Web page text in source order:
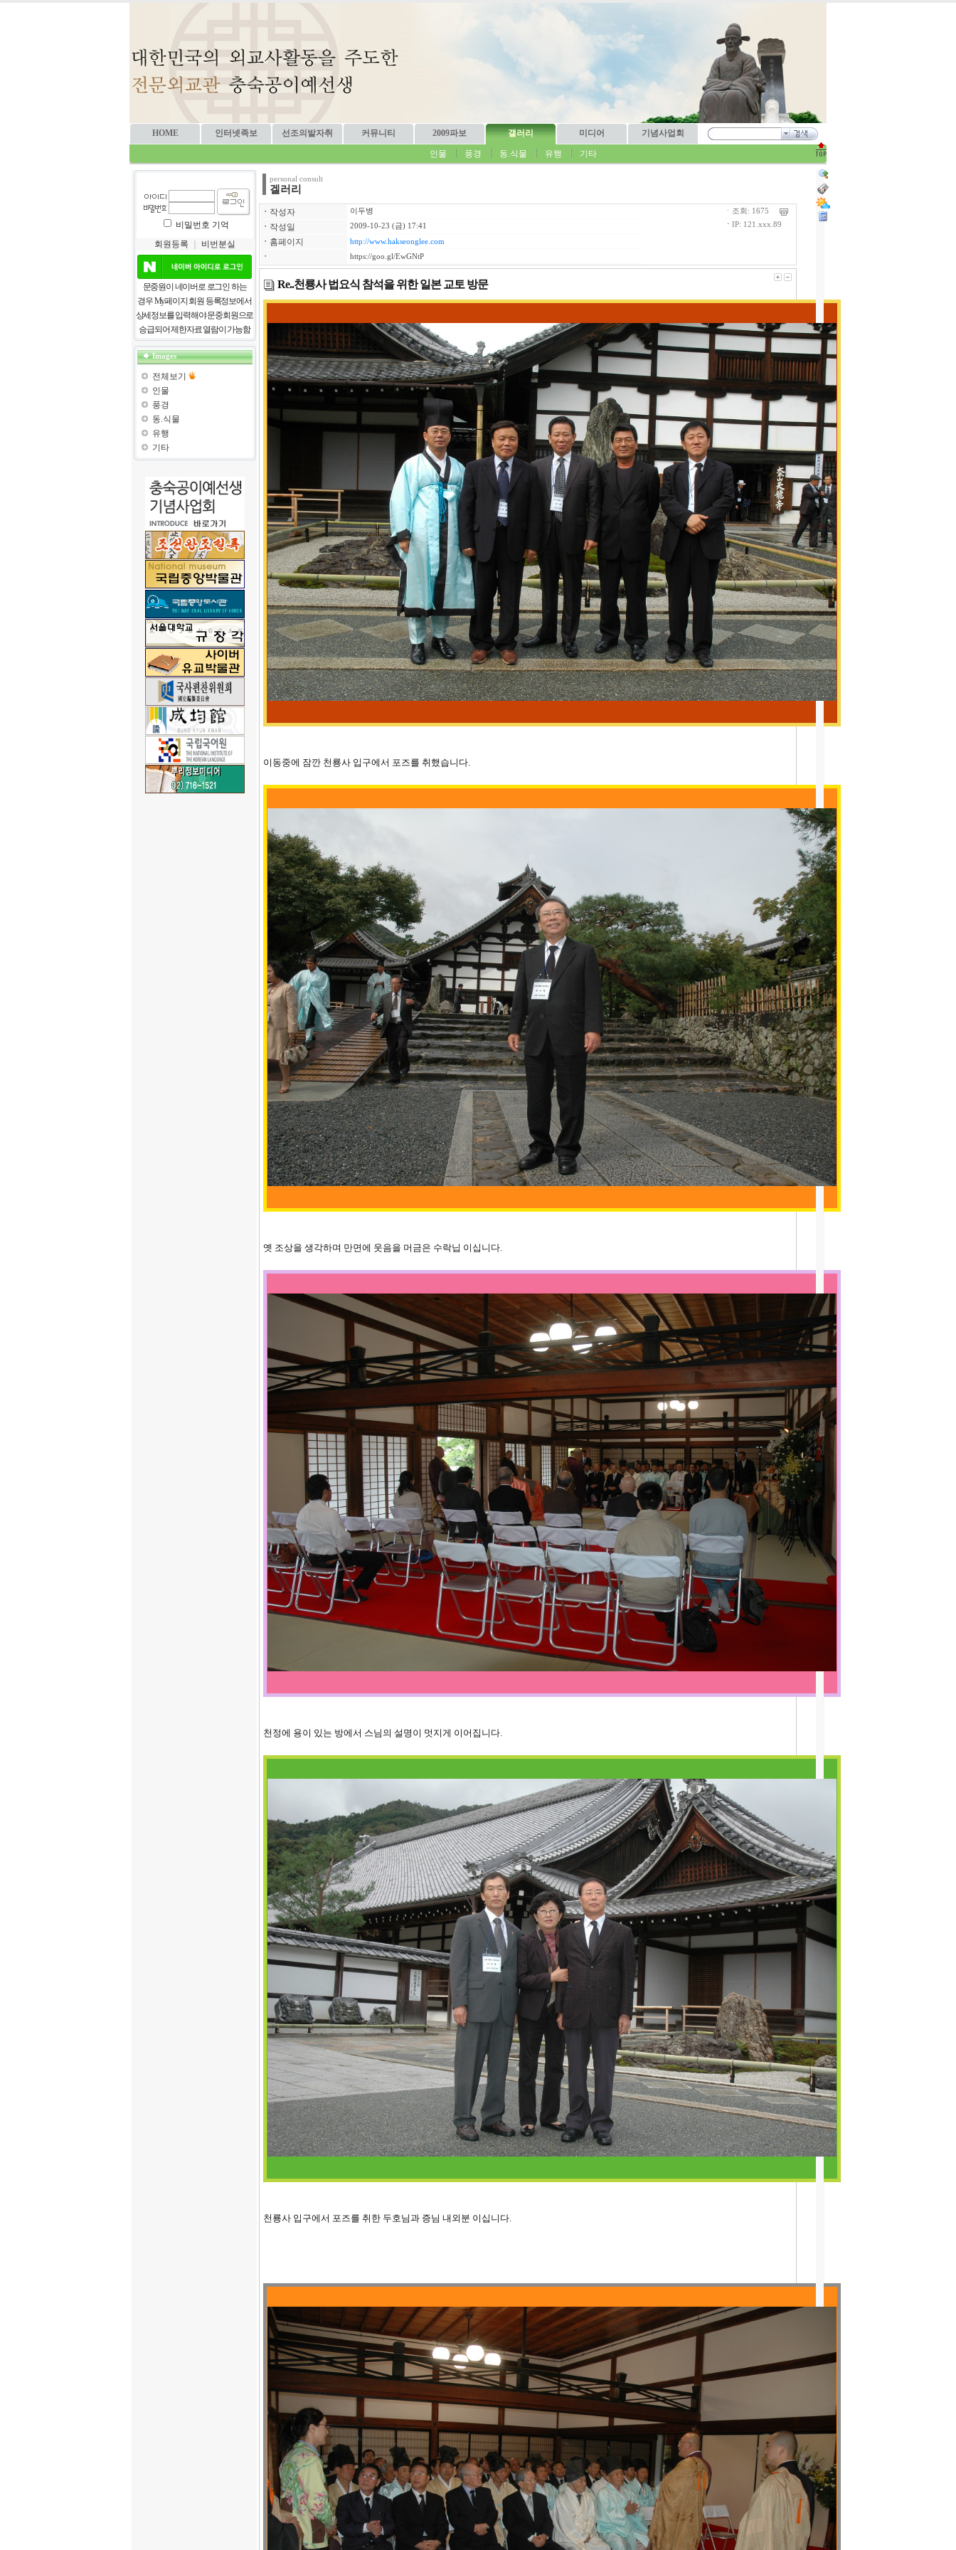
HOME 인터넷족보 선조의발자취 커뮤니티 2009파보 갤러리 미디어 기념사업회
인물 풍경 동.식물 유행 기타
비밀번호 기억
회원등록
비번분실
문중원이 네이버로 로그인 하는
경우 My페이지 회원 등록정보에서
상세정보를 입력해야 문중회원으로
승급되어 제한자료 열람이 가능함
Images
전체보기
인물
풍경
동.식물
유행
기타
personal consult
겔러리
ㆍ 작성자 이두병
ㆍ 작성일 2009-10-23 (금) 17:41
ㆍ 홈페이지 http://www.hakseonglee.com
ㆍ https://goo.gl/EwGNtP
ㆍ조회: 1675
ㆍ IP: 121.xxx.89
Re..천룡사 법요식 참석을 위한 일본 교토 방문
이동중에 잠깐 천룡사 입구에서 포즈를 취했습니다.
옛 조상을 생각하며 만면에 웃음을 머금은 수락닙 이십니다.
천정에 용이 있는 방에서 스님의 설명이 멋지게 이어집니다.
천룡사 입구에서 포즈를 취한 두호님과 증님 내외분 이십니다.